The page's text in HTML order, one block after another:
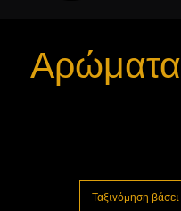
Αρώματα
Ταξινόμηση βάσει